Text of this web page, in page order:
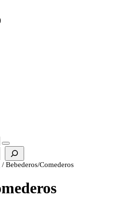
/ Bebederos/Comederos